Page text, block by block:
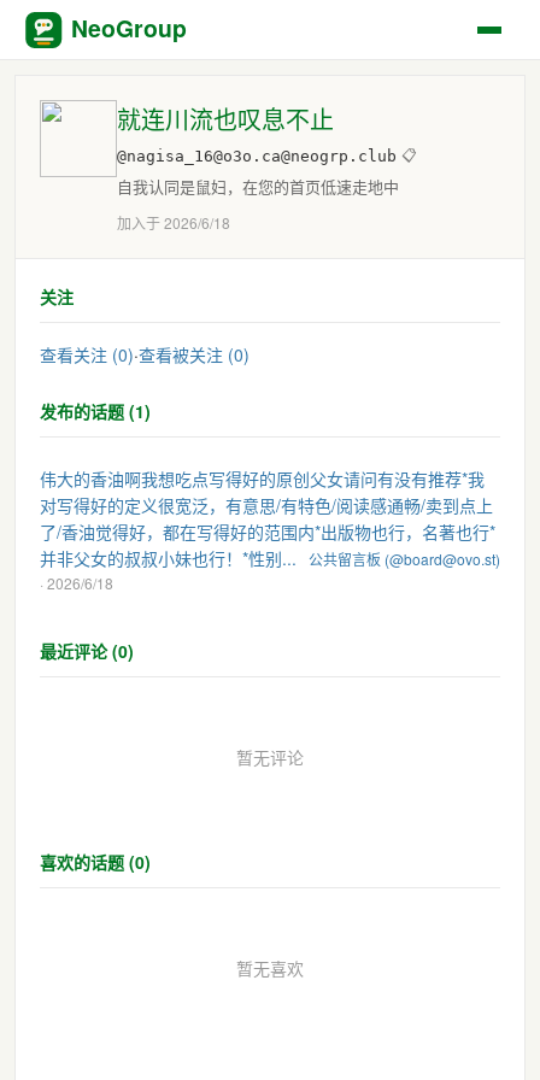
NeoGroup
就连川流也叹息不止
@nagisa_16@o3o.ca@neogrp.club 📋
自我认同是鼠妇，在您的首页低速走地中
加入于 2026/6/18
关注
查看关注 (0)·查看被关注 (0)
发布的话题 (1)
伟大的香油啊我想吃点写得好的原创父女请问有没有推荐*我
对写得好的定义很宽泛，有意思/有特色/阅读感通畅/卖到点上
了/香油觉得好，都在写得好的范围内*出版物也行，名著也行*
并非父女的叔叔小妹也行！*性别...
公共留言板 (@board@ovo.st)
· 2026/6/18
最近评论 (0)
暂无评论
喜欢的话题 (0)
暂无喜欢